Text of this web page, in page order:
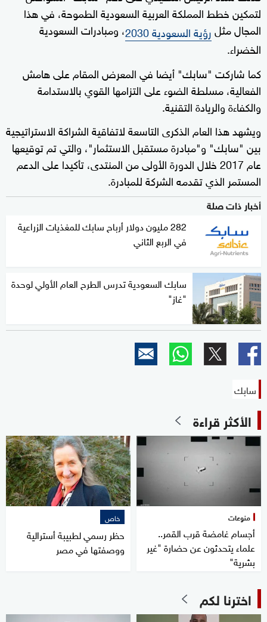
لتمكين خطط المملكة العربية السعودية الطموحة، في هذا
المجال مثلرؤية السعودية 2030
، ومبادرات السعودية
الخضراء.
كما شاركت "سابك" أيضا في المعرض المقام على هامش
الفعالية، مسلطة الضوء على التزامها القوي بالاستدامة
والكفاءة والريادة التقنية.
ويشهد هذا العام الذكرى التاسعة لاتفاقية الشراكة الاستراتيجية
بين "سابك" و"مبادرة مستقبل الاستثمار"، والتي تم توقيعها
عام 2017 خلال الدورة الأولى من المنتدى، تأكيدا على الدعم
المستمر الذي تقدمه الشركة للمبادرة.
أخبار ذات صلة
282 مليون دولار أرباح سابك للمغذيات الزراعية
في الربع الثاني
سابك السعودية تدرس الطرح العام الأولي لوحدة
"غاز"
سابك
الأكثر قراءة
منوعات
أجسام غامضة قرب القمر..
علماء يتحدثون عن حضارة "غير
بشرية"
خاص
حظر رسمي لطبيبة أسترالية
ووصفتها في مصر
اخترنا لكم